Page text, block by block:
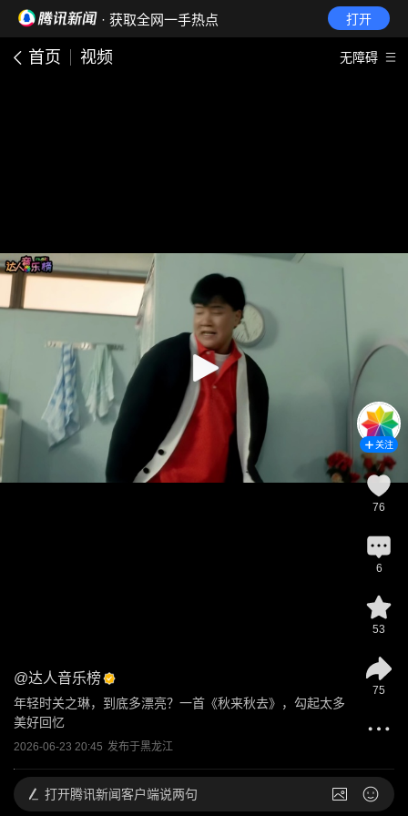
· 获取全网一手热点 打开
首页 视频 无障碍
@达人音乐榜
年轻时关之琳，到底多漂亮？一首《秋来秋去》，勾起太多
美好回忆
2026-06-23 20:45 发布于黑龙江
关注
76
6
53
75
打开腾讯新闻客户端说两句